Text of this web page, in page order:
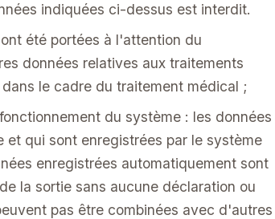
indiquées ci-dessus est interdit.
été portées à l'attention du
données relatives aux traitements
le cadre du traitement médical ;
du système : les données
qui sont enregistrées par le système
enregistrées automatiquement sont
la sortie sans aucune déclaration ou
pas être combinées avec d'autres